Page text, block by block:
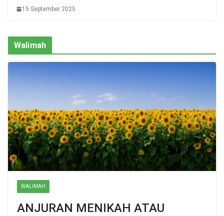
15 September 2025
Walimah
WALIMAH
ANJURAN MENIKAH ATAU